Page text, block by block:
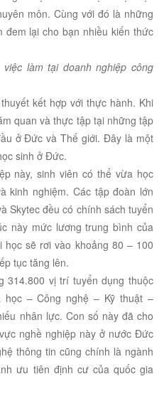
môn. Cùng với đó là những
đem lại cho bạn nhiều kiến thức
làm tại doanh nghiệp công
kết hợp với thực hành. Khi
quan và thực tập tại những tập
ở Đức và Thế giới. Đây là một
sinh ở Đức.
này, sinh viên có thể vừa học
kinh nghiệm. Các tập đoàn lớn
Skytec đều có chính sách tuyển
này mức lương trung bình của
học sẽ rơi vào khoảng 80 – 100
tục tăng lên.
314.800 vị trí tuyển dụng thuộc
học – Công nghệ – Kỹ thuật –
nhân lực. Con số này đã cho
nghề nghiệp này ở nước Đức
thông tin cũng chính là ngành
ưu tiên định cư của quốc gia